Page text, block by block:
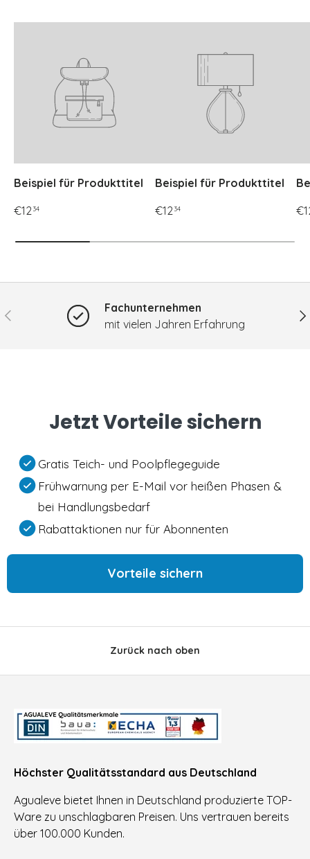
Beispiel für Produkttitel
€1234
Beispiel für Produkttitel
€1234
Vorherige
Fachunternehmen
mit vielen Jahren Erfahrung
Jetzt Vorteile sichern
Gratis Teich- und Poolpflegeguide
Frühwarnung per E-Mail vor heißen Phasen &
bei Handlungsbedarf
Rabattaktionen nur für Abonnenten
Vorteile sichern
Zurück nach oben
Höchster Qualitätsstandard aus Deutschland
Agualeve bietet Ihnen in Deutschland produzierte TOP-
Ware zu unschlagbaren Preisen. Uns vertrauen bereits
über 100.000 Kunden.